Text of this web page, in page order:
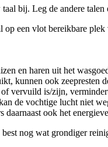
bij. Leg de andere
een vlot bereikbare
en haren uit het
kunnen ook zeepresten
vervuild is/zijn,
de vochtige lucht niet
daarnaast ook het
nog wat grondiger